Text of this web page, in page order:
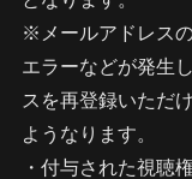
※メールアドレス
エラーなどが発生
スを再登録いただ
ようなります。
・付与された視聴